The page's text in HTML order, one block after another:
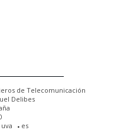
de Telecomunicación
Delibes
uva es